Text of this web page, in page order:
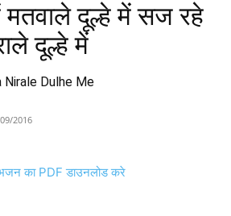
मतवाले दूल्हे में सज रहे
दूल्हे में
Nirale Dulhe Me
2016
का PDF डाउनलोड करे